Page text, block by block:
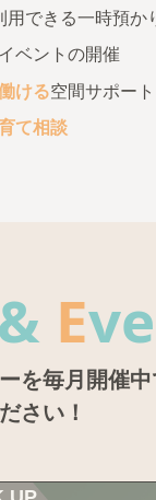
用できる一時預か
ベントの開催
ける空間サポート
て相談
E
を毎月開催
さい！